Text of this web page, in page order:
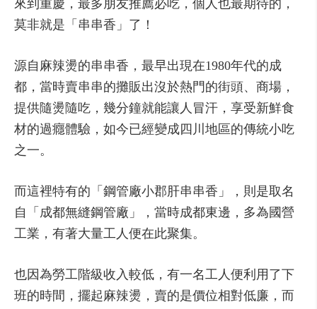
來到重慶，最多朋友推薦必吃，個人也最期待的，
莫非就是「串串香」了！
源自麻辣燙的串串香，最早出現在1980年代的成
都，當時賣串串的攤販出沒於熱門的街頭、商場，
提供隨燙隨吃，幾分鐘就能讓人冒汗，享受新鮮食
材的過癮體驗，如今已經變成四川地區的傳統小吃
之一。
而這裡特有的「鋼管廠小郡肝串串香」，則是取名
自「成都無縫鋼管廠」，當時成都東邊，多為國營
工業，有著大量工人便在此聚集。
也因為勞工階級收入較低，有一名工人便利用了下
班的時間，擺起麻辣燙，賣的是價位相對低廉，而